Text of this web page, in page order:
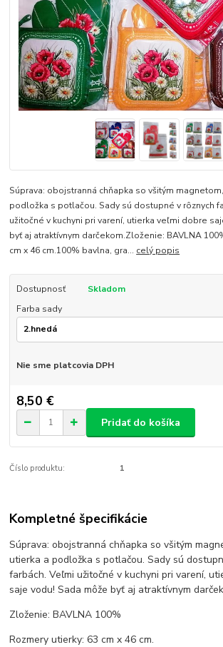
Súprava: obojstranná chňapka so všitým
podložka s potlačou. Sady sú dostupné v rôznych
užitočné v kuchyni pri varení, utierka veľmi dobre
byť aj atraktívnym darčekom.Zloženie: BAVLNA
cm x 46 cm.100% bavlna, gra... celý popis
Dostupnosť
Skladom
Farba sady
Nie sme platcovia DPH
8,50 €
Pridať do košíka
Číslo produktu: 1
Kompletné špecifikácie
Súprava: obojstranná chňapka so všitým
utierka a podložka s potlačou. Sady sú
farbách. Veľmi užitočné v kuchyni pri varení,
saje vodu! Sada môže byť aj atraktívnym
Zloženie: BAVLNA 100%
Rozmery utierky: 63 cm x 46 cm.